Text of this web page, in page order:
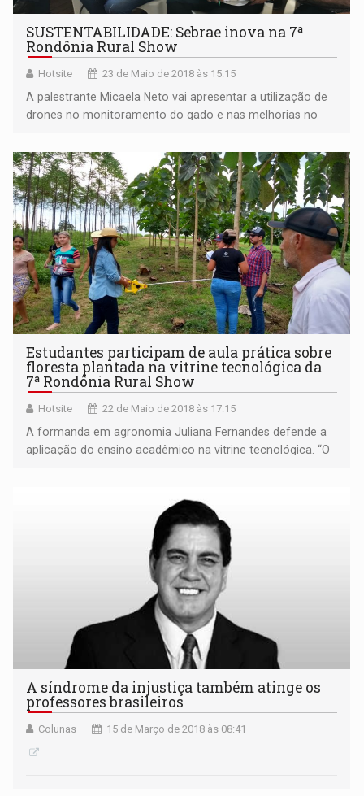
SUSTENTABILIDADE: Sebrae inova na 7ª
Rondônia Rural Show
Hotsite 23 de Maio de 2018 às 15:15
A palestrante Micaela Neto vai apresentar a utilização de
drones no monitoramento do gado e nas melhorias no
Estudantes participam de aula prática sobre
floresta plantada na vitrine tecnológica da
7ª Rondônia Rural Show
Hotsite 22 de Maio de 2018 às 17:15
A formanda em agronomia Juliana Fernandes defende a
aplicação do ensino acadêmico na vitrine tecnológica. “O
A síndrome da injustiça também atinge os
professores brasileiros
Colunas 15 de Março de 2018 às 08:41